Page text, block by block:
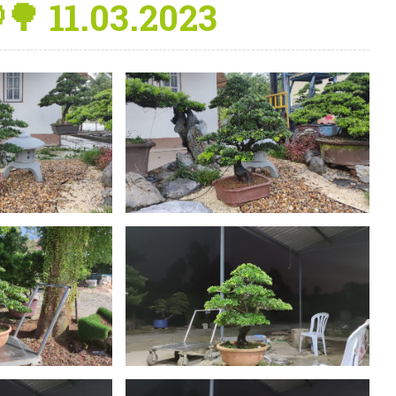
11.03.2023